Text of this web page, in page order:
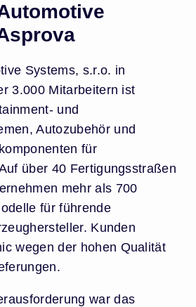
Systems, s.r.o. in
3.000 Mitarbeitern ist
und
Autozubehör und
für
über 40 Fertigungsstraßen
mehr als 700
für führende
Kunden
wegen der hohen Qualität
war das